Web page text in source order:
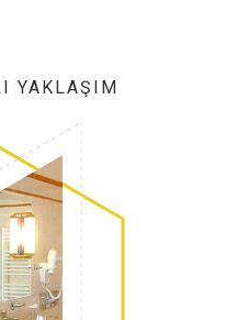
YAKLAŞIM